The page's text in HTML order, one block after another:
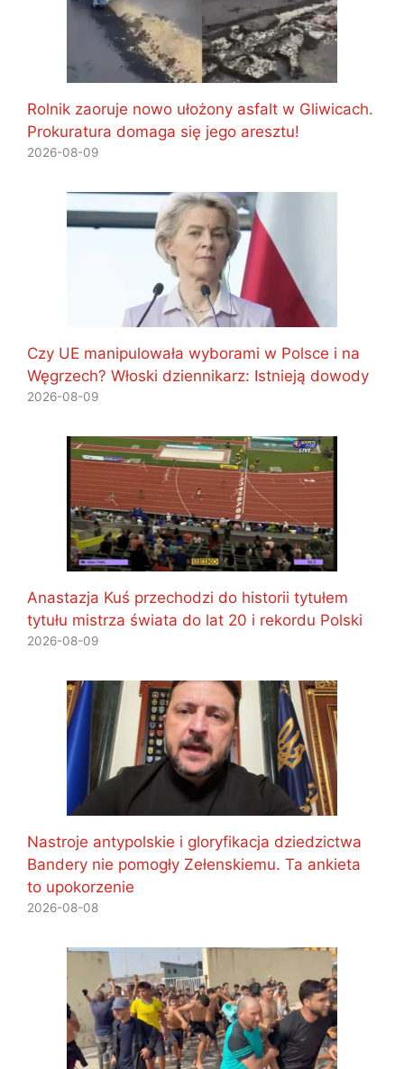
Rolnik zaoruje nowo ułożony asfalt w Gliwicach.
Prokuratura domaga się jego aresztu!
2026-08-09
Czy UE manipulowała wyborami w Polsce i na
Węgrzech? Włoski dziennikarz: Istnieją dowody
2026-08-09
Anastazja Kuś przechodzi do historii tytułem
tytułu mistrza świata do lat 20 i rekordu Polski
2026-08-09
Nastroje antypolskie i gloryfikacja dziedzictwa
Bandery nie pomogły Zełenskiemu. Ta ankieta
to upokorzenie
2026-08-08